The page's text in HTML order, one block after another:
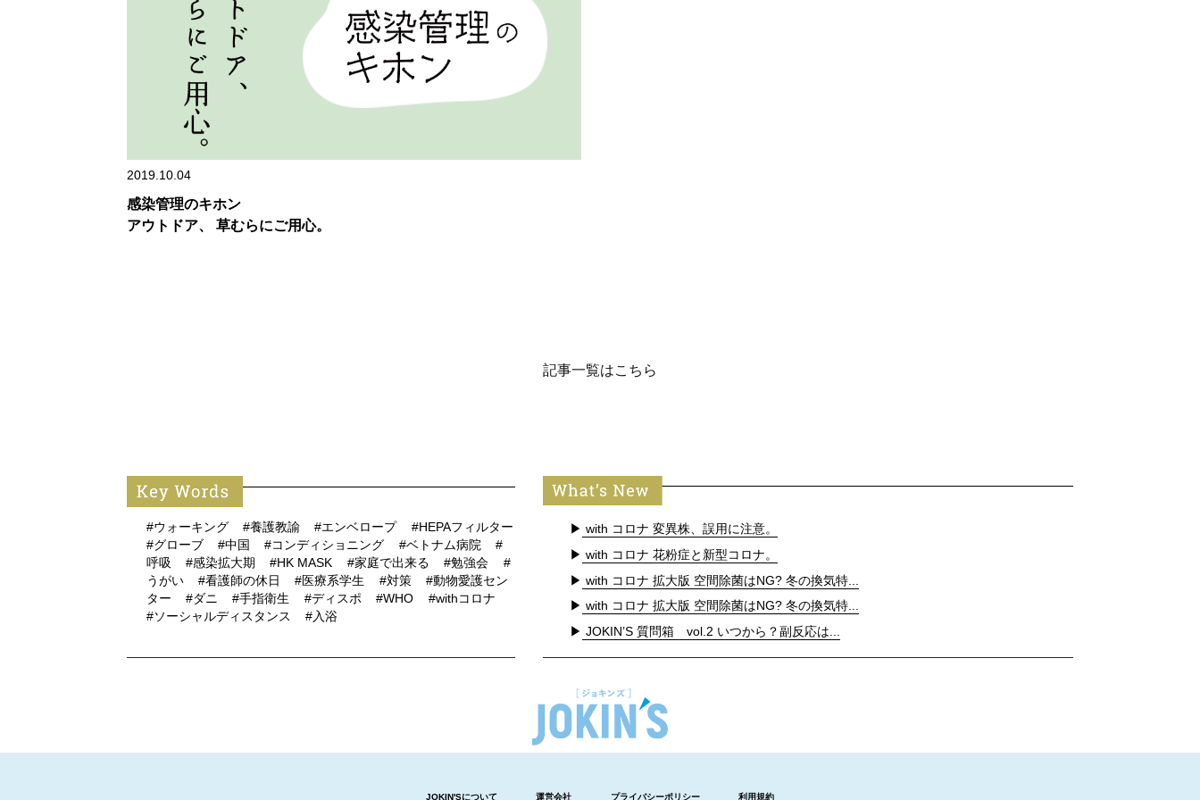
2019.10.04
感染管理のキホン
アウトドア、 草むらにご用心。
記事一覧はこちら
#ウォーキング #養護教諭 #エンベロープ
#HEPAフィルター
#グローブ
#中国 #コンディショニング #ベトナム病院
#
呼吸
#感染拡大期 #HK MASK #家庭で出来る #勉強会
#
うがい
#看護師の休日 #医療系学生 #対策
#動物愛護セン
ター
#ダニ #手指衛生 #ディスポ #WHO
#withコロナ
#ソーシャルディスタンス
#入浴
▶ with コロナ 変異株、誤用に注意。
▶ with コロナ 花粉症と新型コロナ。
▶ with コロナ 拡大版 空間除菌はNG? 冬の換気特...
▶ with コロナ 拡大版 空間除菌はNG? 冬の換気特...
▶ JOKIN’S 質問箱 vol.2 いつから？副反応は...
JOKIN'Sについて 運営会社 プライバシーポリシー 利用規約